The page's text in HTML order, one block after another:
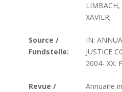
LIMBACH,
XAVIER;
Source /
Fundstelle:
IN:
JUSTICE
2004- XX.
Revue /
Annuaire